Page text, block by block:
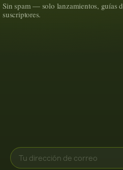
Sin spam — solo lanzamientos, guías
suscriptores.